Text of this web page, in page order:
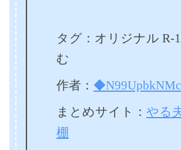
タグ：オリジナル R-
む
作者： ◆N99UpbkNMc
まとめサイト： やる
棚